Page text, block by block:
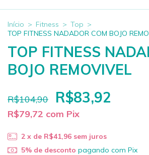
Início > Fitness > Top >
TOP FITNESS NADADOR COM BOJO
TOP FITNESS
BOJO REMOVIVEL
R$104,90 R$83,92
R$79,72 com Pix
2 x de R$41,96 sem juros
5% de desconto pagando com Pix